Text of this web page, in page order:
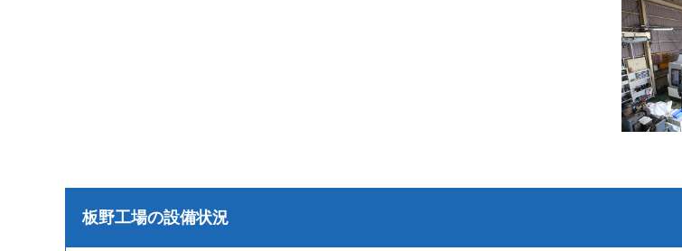
板野工場の設備状況